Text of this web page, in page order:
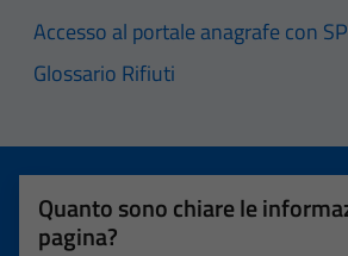
Accesso al portale anagrafe con
Glossario Rifiuti
Quanto sono chiare le
pagina?